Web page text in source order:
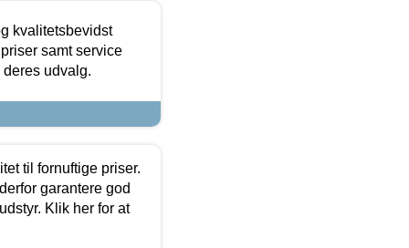
kvalitetsbevidst
samt service
udvalg.
til fornuftige priser.
garantere god
Klik her for at